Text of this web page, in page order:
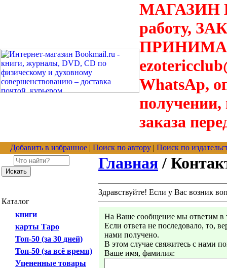
МАГАЗИН
работу,
WhatsAp,
получении,
заказа
Добавить в избранное | Поиск по автору | Поиск по
Каталог
книги
карты Таро
Топ-50 (за 30 дней)
Топ-50 (за всё время)
Уцененные товары
Главная /
Здравствуйте! Если у Вас возник
На Ваше сообщение мы ответим в
Если ответа не последовало, то,
нами получено.
В этом случае свяжитесь с нами
Ваше имя, фамилия: